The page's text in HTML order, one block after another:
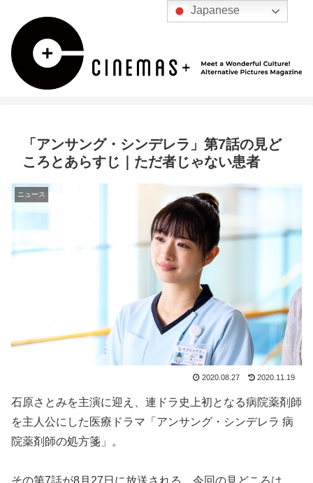
「アンサング・シンデレラ」第7話の見ど
ころとあらすじ｜ただ者じゃない患者
ニュース
2020.08.27 2020.11.19
石原さとみを主演に迎え、連ドラ史上初となる病院薬剤師
を主人公にした医療ドラマ「アンサング・シンデレラ 病
院薬剤師の処方箋」。
Japanese